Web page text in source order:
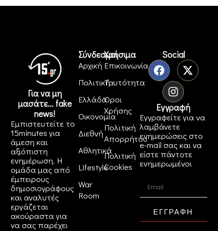
Για να μη
μασάτε... fake
news!
Εμπιστευτείτε το
15minutes για
άμεση και
αξιόπιστη
ενημέρωση. Η
ομάδα μας από
έμπειρους
δημοσιογράφους
και αναλυτές
εργάζεται
ακούραστα για
να σας παρέχει
Σύνδεσμοι
Αρχική
Πολιτική
Ελλάδα
Οικονομία
Διεθνή
Αθλητικά
Lifestyle
War
Room
Χρήσιμα
Επικοινωνία
Ταυτότητα
Όροι
Χρήσης
Πολιτική
Απορρήτου
Πολιτική
Cookies
Social
Εγγραφή
Εγγραφείτε για να
λαμβάνετε
ενημερώσεις στο
e-mail σας και να
είστε πάντοτε
ενημερωμένοι
ΕΓΓΡΑΦΗ